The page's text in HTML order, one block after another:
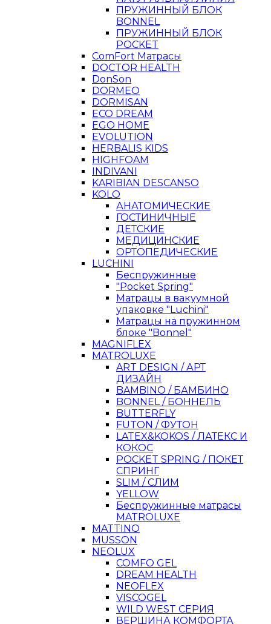
ПРУЖИННЫЙ БЛОК
BONNEL
ПРУЖИННЫЙ БЛОК
POCKET
ComFort Матрасы
DOCTOR HEALTH
DonSon
DORMEO
DORMISAN
ECO DREAM
EGO HOME
EVOLUTION
HERBALIS KIDS
HIGHFOAM
INDIVANI
KARIBIAN DESCANSO
KOLO
АНАТОМИЧЕСКИЕ
ГОСТИНИЧНЫЕ
ДЕТСКИЕ
МЕДИЦИНСКИЕ
ОРТОПЕДИЧЕСКИЕ
LUCHINI
Беспружинные
"Pocket Spring"
Матрацы в вакуумной
упаковке "Luchini"
Матрацы на пружинном
блоке "Bonnel"
MAGNIFLEX
MATROLUXE
ART DESIGN / АРТ
ДИЗАЙН
BAMBINO / БАМБИНО
BONNEL / БОННЕЛЬ
BUTTERFLY
FUTON / ФУТОН
LATEX&KOKOS / ЛАТЕКС И
КОКОС
POCKET SPRING / ПОКЕТ
СПРИНГ
SLIM / СЛИМ
YELLOW
Беспружинные матрасы
MATROLUXE
MATTINO
MUSSON
NEOLUX
COMFO GEL
DREAM HEALTH
NEOFLEX
VISCOGEL
WILD WEST СЕРИЯ
ВЕРШИНА КОМФОРТА